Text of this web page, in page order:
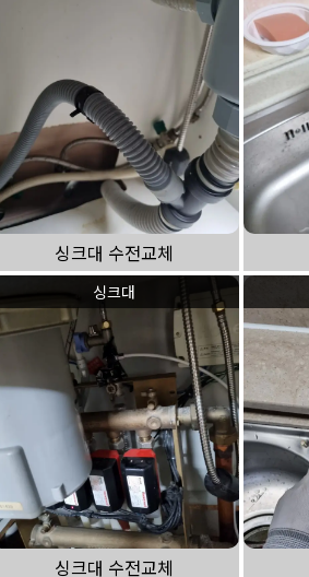
싱크대 수전교체
싱크대
싱크대 수전교체